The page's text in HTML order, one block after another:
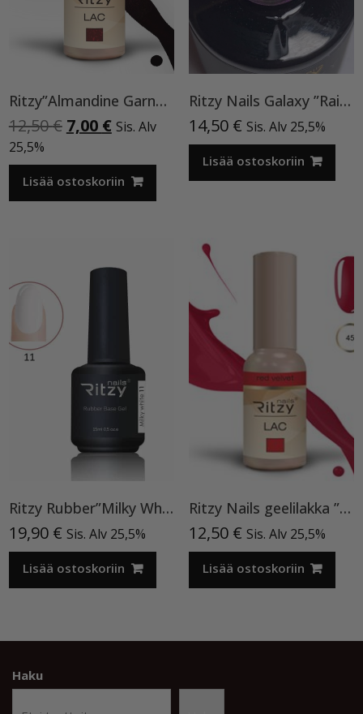
Ritzy”Almandine Garnet”,9 ml TPO-VAPAA
12,50€ Alkuperäinen
oli:
12,50 €.
7,00 €Nykyinen
on:
7,00 €.
Sis. Alv
25,5%
Lisää ostoskoriin
Ritzy Nails Galaxy ”Rainbow” 8ml
14,50 € Sis. Alv 25,5%
Lisää ostoskoriin
Ritzy Rubber”Milky White”11 , alusgeeli
19,90 € Sis. Alv 25,5%
Lisää ostoskoriin
Ritzy Nails geelilakka ”Red Velvet” 45 TPO vapaa, 9 ml
12,50 € Sis. Alv 25,5%
Lisää ostoskoriin
Haku